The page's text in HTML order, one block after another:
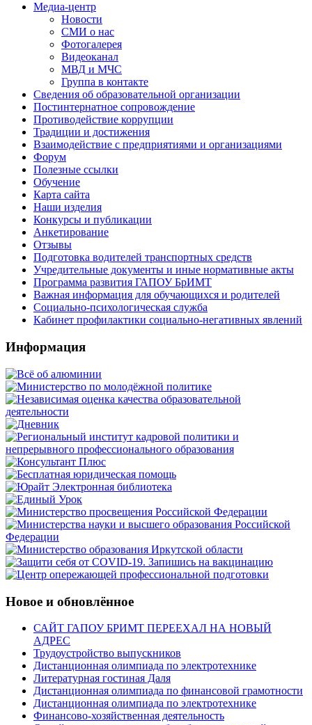
Медиа-центр
Новости
СМИ о нас
Фотогалерея
Видеоканал
МВД и МЧС
Группа в контакте
Сведения об образовательной организации
Постинтернатное сопровождение
Противодействие коррупции
Традиции и достижения
Взаимодействие с предприятиями и организациями
Форум
Полезные ссылки
Обучение
Карта сайта
Наши изделия
Конкурсы и публикации
Анкетирование
Отзывы
Подготовка водителей транспортных средств
Учредительные документы и иные нормативные акты
Программа развития ГАПОУ БрИМТ
Важная информация для обучающихся и родителей
Социально-психологическая служба
Кабинет профилактики социально-негативных явлений
Информация
Новое и обновлённое
САЙТ ГАПОУ БРИМТ ПЕРЕЕХАЛ НА НОВЫЙ
АДРЕС
Трудоустройство выпускников
Дистанционная олимпиада по электротехнике
Литературная гостиная Даля
Дистанционная олимпиада по финансовой грамотности
Дистанционная олимпиада по электротехнике
Финансово-хозяйственная деятельность